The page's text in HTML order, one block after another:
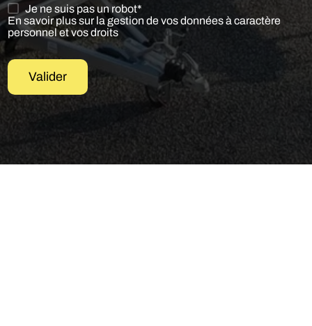
Je ne suis pas un robot*
En savoir plus sur la gestion de vos données à caractère
personnel et vos droits
Valider